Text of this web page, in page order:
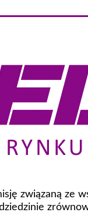
związaną ze